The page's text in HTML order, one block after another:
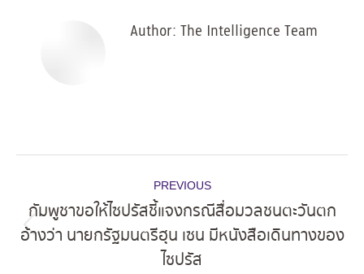
Author: The Intelligence Team
navigation
PREVIOUS
Previous
post:
กัมพูชาขอให้ไซปรัสชี้แจงกรณีสื่อมวลชนตะวันตก
อ้างว่า นายกรัฐมนตรีฮุน เซน มีหนังสือเดินทางของ
ไซปรัส